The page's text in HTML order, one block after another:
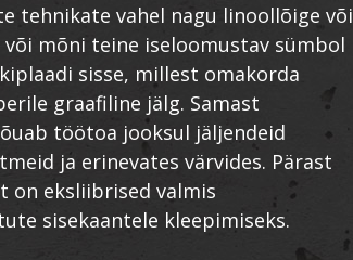
tehnikate vahel nagu linoollõige või
või mõni teine iseloomustav sümbol
sisse, millest omakorda
graafiline jälg. Samast
töötoa jooksul jäljendeid
ja erinevates värvides. Pärast
on eksliibrised valmis
sisekaantele kleepimiseks.